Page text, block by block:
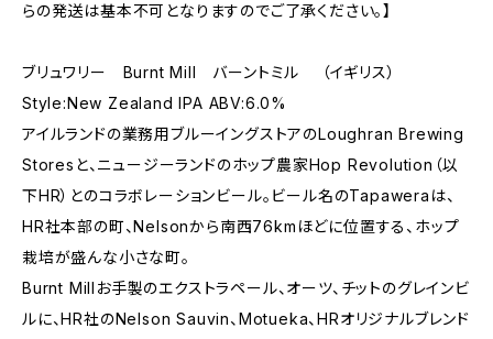
らの発送は基本不可となりますのでご了承ください。】
ブリュワリー Burnt Mill バーントミル （イギリス）
Style:New Zealand IPA ABV:6.0%
アイルランドの業務用ブルーイングストアのLoughran Brewing
Storesと、ニュージーランドのホップ農家Hop Revolution（以
下HR）とのコラボレーションビール。ビール名のTapaweraは、
HR社本部の町、Nelsonから南西76kmほどに位置する、ホップ
栽培が盛んな小さな町。
Burnt Millお手製のエクストラペール、オーツ、チットのグレインビ
ルに、HR社のNelson Sauvin、Motueka、HRオリジナルブレンド